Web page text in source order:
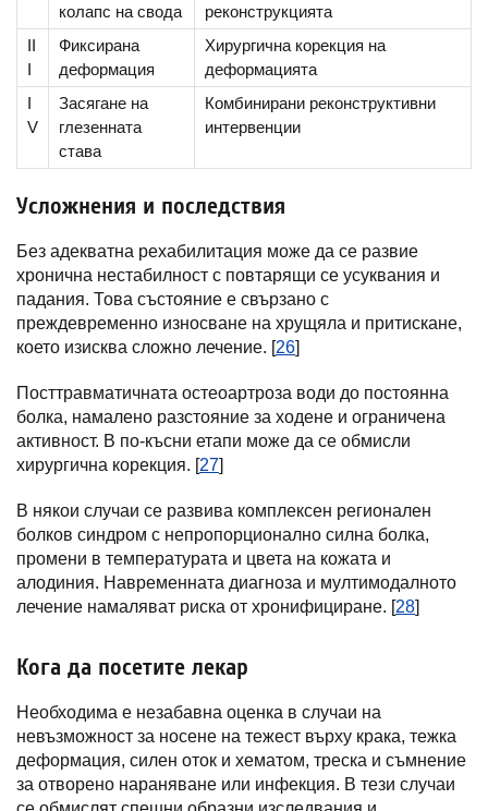
колапс на свода
реконструкцията
II
I
Фиксирана
деформация
Хирургична корекция на
деформацията
I
V
Засягане на
глезенната
става
Комбинирани реконструктивни
интервенции
Усложнения и последствия
Без адекватна рехабилитация може да се развие
хронична нестабилност с повтарящи се усуквания и
падания. Това състояние е свързано с
преждевременно износване на хрущяла и притискане,
което изисква сложно лечение. [26]
Посттравматичната остеоартроза води до постоянна
болка, намалено разстояние за ходене и ограничена
активност. В по-късни етапи може да се обмисли
хирургична корекция. [27]
В някои случаи се развива комплексен регионален
болков синдром с непропорционално силна болка,
промени в температурата и цвета на кожата и
алодиния. Навременната диагноза и мултимодалното
лечение намаляват риска от хронифициране. [28]
Кога да посетите лекар
Необходима е незабавна оценка в случаи на
невъзможност за носене на тежест върху крака, тежка
деформация, силен оток и хематом, треска и съмнение
за отворено нараняване или инфекция. В тези случаи